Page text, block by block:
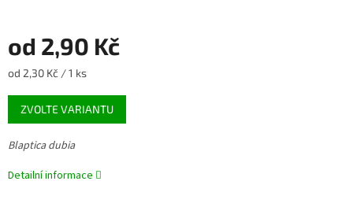
od 2,90 Kč
Měrná
od 2,30 Kč / 1 ks
ZVOLTE VARIANTU
Blaptica dubia
Detailní informace